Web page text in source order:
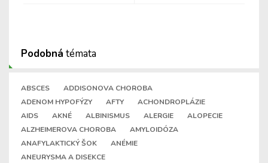
Podobná témata
ABSCES
ADDISONOVA CHOROBA
ADENOM HYPOFÝZY
AFTY
ACHONDROPLÁZIE
AIDS
AKNÉ ALBINISMUS ALERGIE
ALOPECIE
ALZHEIMEROVA CHOROBA
AMYLOIDÓZA
ANAFYLAKTICKÝ ŠOK
ANÉMIE
ANEURYSMA A DISEKCE